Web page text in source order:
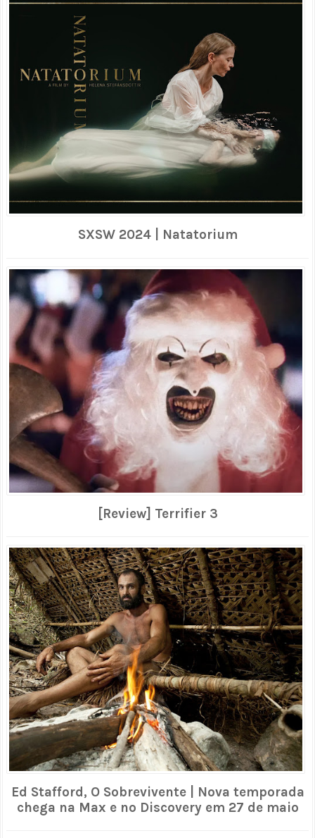
SXSW 2024 | Natatorium
[Review] Terrifier 3
Ed Stafford, O Sobrevivente | Nova temporada
chega na Max e no Discovery em 27 de maio